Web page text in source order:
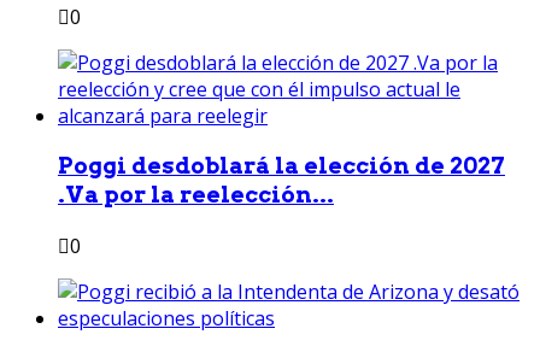
0
Poggi desdoblará la elección de 2027
.Va por la reelección...
0